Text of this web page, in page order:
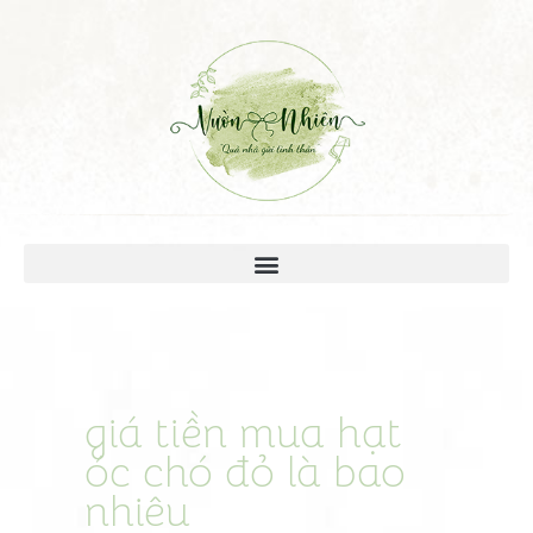
giá tiền mua hạt
óc chó đỏ là bao
nhiêu